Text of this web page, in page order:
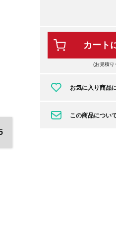
カート
(お見積り
お気に入り商品
この商品につい